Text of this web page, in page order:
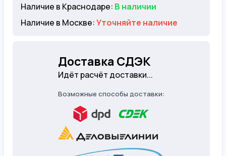
Наличие в Краснодаре: В наличии
Наличие в Москве:Уточняйте наличие
Доставка СДЭК
Идёт расчёт доставки...
Возможные способы доставки: